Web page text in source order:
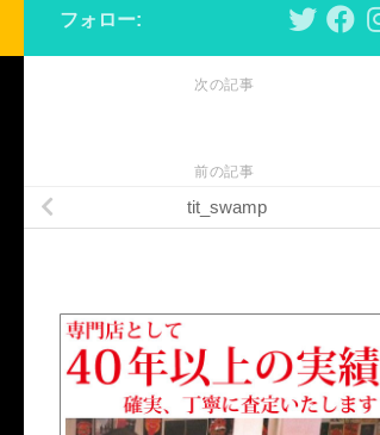
フォロー:
次の記事
前の記事
tit_swamp